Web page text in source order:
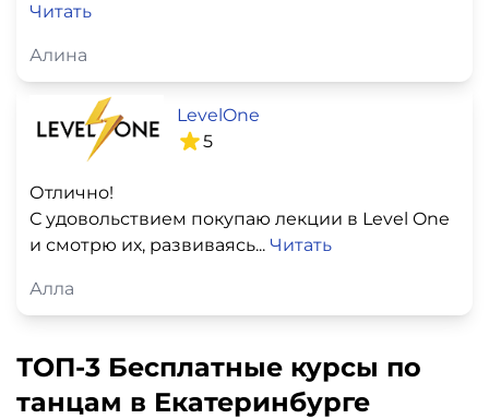
Читать
Алина
LevelOne
5
Отлично!
С удовольствием покупаю лекции в Level One
и смотрю их, развиваясь... Читать
Алла
ТОП-3 Бесплатные курсы по
танцам в Екатеринбурге